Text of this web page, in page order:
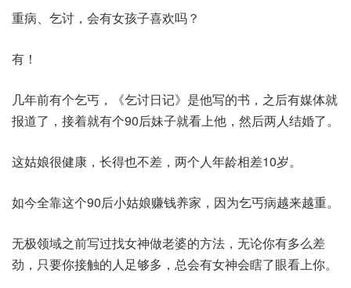
重病、乞讨，会有女孩子喜欢吗？
有！
几年前有个乞丐，《乞讨日记》是他写的书，之后有媒体就
报道了，接着就有个90后妹子就看上他，然后两人结婚了。
这姑娘很健康，长得也不差，两个人年龄相差10岁。
如今全靠这个90后小姑娘赚钱养家，因为乞丐病越来越重。
无极领域之前写过找女神做老婆的方法，无论你有多么差
劲，只要你接触的人足够多，总会有女神会瞎了眼看上你。